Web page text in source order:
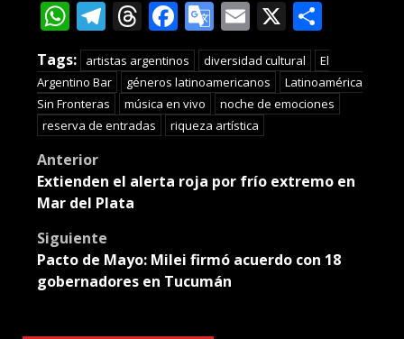
WhatsApp
Telegram
Threads
Facebook
Google
Translate
Email
X
Tags: artistas argentinos diversidad cultural
El
Argentino Bar
géneros latinoamericanos
Latinoamérica
Sin Fronteras
música en vivo
noche de emociones
reserva de entradas
riqueza artística
Post
navigation
Anterior
Extienden el alerta roja por frío extremo en
Mar del Plata
Siguiente
Pacto de Mayo: Milei firmó acuerdo con 18
gobernadores en Tucumán